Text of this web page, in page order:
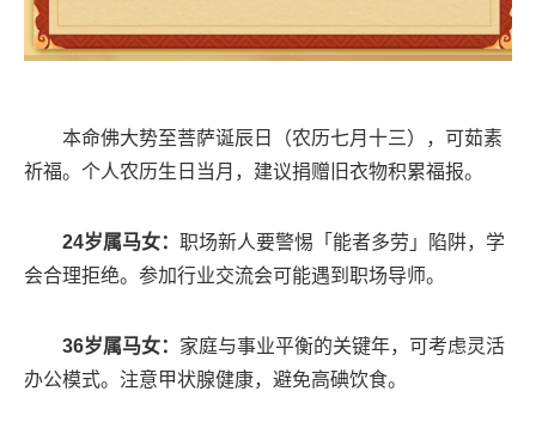
本命佛大势至菩萨诞辰日（农历七月十三），可茹素
祈福。个人农历生日当月，建议捐赠旧衣物积累福报。
24岁属马女： 职场新人要警惕「能者多劳」陷阱，学
会合理拒绝。参加行业交流会可能遇到职场导师。
36岁属马女： 家庭与事业平衡的关键年，可考虑灵活
办公模式。注意甲状腺健康，避免高碘饮食。